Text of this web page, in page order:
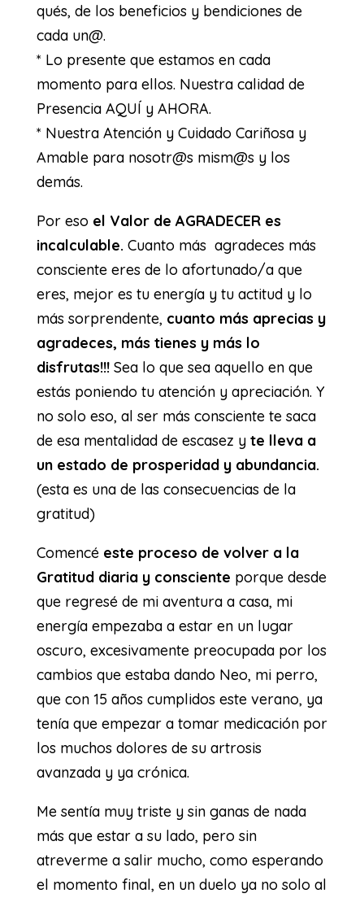
qués, de los beneficios y bendiciones de
cada un@.
* Lo presente que estamos en cada
momento para ellos. Nuestra calidad de
Presencia AQUÍ y AHORA.
* Nuestra Atención y Cuidado Cariñosa y
Amable para nosotr@s mism@s y los
demás.
Por eso el Valor de AGRADECER es
incalculable. Cuanto más agradeces más
consciente eres de lo afortunado/a que
eres, mejor es tu energía y tu actitud y lo
más sorprendente, cuanto más aprecias y
agradeces, más tienes y más lo
disfrutas!!!Sea lo que sea aquello en que
estás poniendo tu atención y apreciación. Y
no solo eso, al ser más consciente te saca
de esa mentalidad de escasez y te lleva a
un estado de prosperidad y abundancia.
(esta es una de las consecuencias de la
gratitud)
Comencé este proceso de volver a la
Gratitud diaria y consciente porque desde
que regresé de mi aventura a casa, mi
energía empezaba a estar en un lugar
oscuro, excesivamente preocupada por los
cambios que estaba dando Neo, mi perro,
que con 15 años cumplidos este verano, ya
tenía que empezar a tomar medicación por
los muchos dolores de su artrosis
avanzada y ya crónica.
Me sentía muy triste y sin ganas de nada
más que estar a su lado, pero sin
atreverme a salir mucho, como esperando
el momento final, en un duelo ya no solo al